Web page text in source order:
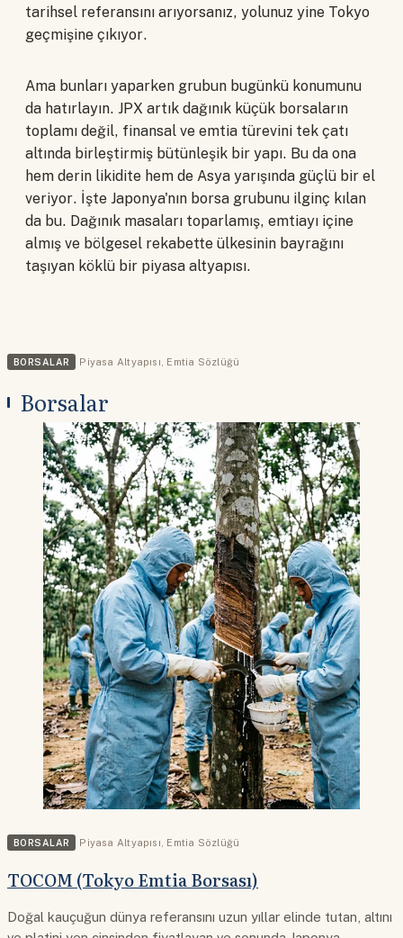
tarihsel referansını arıyorsanız, yolunuz yine Tokyo
geçmişine çıkıyor.
Ama bunları yaparken grubun bugünkü konumunu
da hatırlayın. JPX artık dağınık küçük borsaların
toplamı değil, finansal ve emtia türevini tek çatı
altında birleştirmiş bütünleşik bir yapı. Bu da ona
hem derin likidite hem de Asya yarışında güçlü bir el
veriyor. İşte Japonya'nın borsa grubunu ilginç kılan
da bu. Dağınık masaları toparlamış, emtiayı içine
almış ve bölgesel rekabette ülkesinin bayrağını
taşıyan köklü bir piyasa altyapısı.
BORSALAR Piyasa Altyapısı, Emtia Sözlüğü
Borsalar
BORSALAR Piyasa Altyapısı, Emtia Sözlüğü
TOCOM (Tokyo Emtia Borsası)
Doğal kauçuğun dünya referansını uzun yıllar elinde tutan, altını